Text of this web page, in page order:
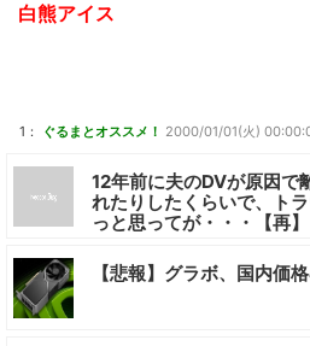
白熊アイス
1： ぐるまとオススメ！ 2000/01/01(火)
12年前に夫のDVが原因で
れたりしたくらいで、ト
っと思ってが・・・【再】
【悲報】グラボ、国内価